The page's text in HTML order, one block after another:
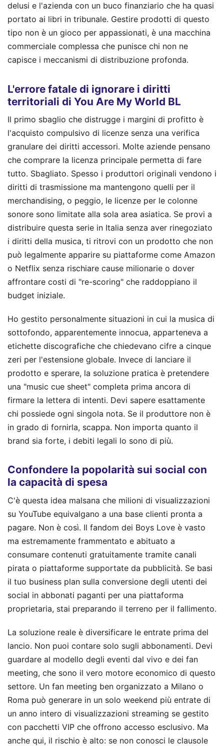
delusi e l'azienda con un buco finanziario che ha quasi
portato ai libri in tribunale. Gestire prodotti di questo
tipo non è un gioco per appassionati, è una macchina
commerciale complessa che punisce chi non ne
capisce i meccanismi di distribuzione profonda.
L'errore fatale di ignorare i diritti
territoriali di You Are My World BL
Il primo sbaglio che distrugge i margini di profitto è
l'acquisto compulsivo di licenze senza una verifica
granulare dei diritti accessori. Molte aziende pensano
che comprare la licenza principale permetta di fare
tutto. Sbagliato. Spesso i produttori originali vendono i
diritti di trasmissione ma mantengono quelli per il
merchandising, o peggio, le licenze per le colonne
sonore sono limitate alla sola area asiatica. Se provi a
distribuire questa serie in Italia senza aver rinegoziato
i diritti della musica, ti ritrovi con un prodotto che non
può legalmente apparire su piattaforme come Amazon
o Netflix senza rischiare cause milionarie o dover
affrontare costi di "re-scoring" che raddoppiano il
budget iniziale.
Ho gestito personalmente situazioni in cui la musica di
sottofondo, apparentemente innocua, apparteneva a
etichette discografiche che chiedevano cifre a cinque
zeri per l'estensione globale. Invece di lanciare il
prodotto e sperare, la soluzione pratica è pretendere
una "music cue sheet" completa prima ancora di
firmare la lettera di intenti. Devi sapere esattamente
chi possiede ogni singola nota. Se il produttore non è
in grado di fornirla, scappa. Non importa quanto il
brand sia forte, i debiti legali lo sono di più.
Confondere la popolarità sui social con
la capacità di spesa
C'è questa idea malsana che milioni di visualizzazioni
su YouTube equivalgano a una base clienti pronta a
pagare. Non è così. Il fandom dei Boys Love è vasto
ma estremamente frammentato e abituato a
consumare contenuti gratuitamente tramite canali
pirata o piattaforme supportate da pubblicità. Se basi
il tuo business plan sulla conversione degli utenti dei
social in abbonati paganti per una piattaforma
proprietaria, stai preparando il terreno per il fallimento.
La soluzione reale è diversificare le entrate prima del
lancio. Non puoi contare solo sugli abbonamenti. Devi
guardare al modello degli eventi dal vivo e dei fan
meeting, che sono il vero motore economico di questo
settore. Un fan meeting ben organizzato a Milano o
Roma può generare in un solo weekend più entrate di
un anno intero di visualizzazioni streaming se gestito
con pacchetti VIP che offrono accesso esclusivo. Ma
anche qui, il rischio è alto: se non conosci le clausole